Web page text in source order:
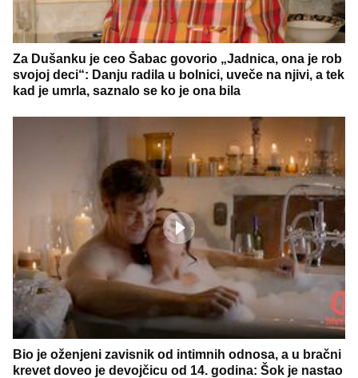
Za Dušanku je ceo Šabac govorio „Jadnica, ona je rob
svojoj deci“: Danju radila u bolnici, uveče na njivi, a tek
kad je umrla, saznalo se ko je ona bila
Bio je oženjeni zavisnik od intimnih odnosa, a u bračni
krevet doveo je devojčicu od 14. godina: Šok je nastao